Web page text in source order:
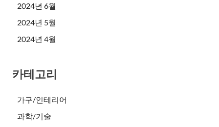
2024년 6월
2024년 5월
2024년 4월
카테고리
가구/인테리어
과학/기술